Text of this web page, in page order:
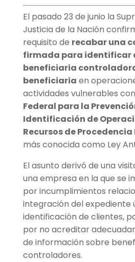
El pasado 23 de junio la
Justicia de la Nación
requisito de recabar una
firmada para identificar
beneficiaria
beneficiaria en
actividades vulnerables
Federal para la
Identificación de
Recursos de
más conocida como Ley
El asunto derivó de una
una empresa en la que se
por incumplimientos
integración del expediente
identificación de clientes,
por no acreditar
de información sobre
controladores.